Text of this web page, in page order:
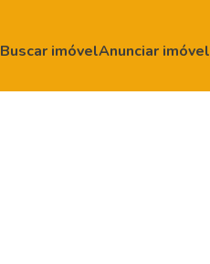
Buscar imóvelAnunciar imóvel